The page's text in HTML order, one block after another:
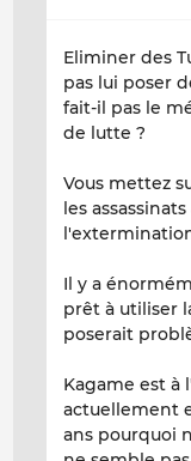
Eliminer des
pas lui poser
fait-il pas le
de lutte ?
Vous mettez
les
Il y a
prêt à utiliser
poserait
Kagame est à
actuellement
ans pourquoi